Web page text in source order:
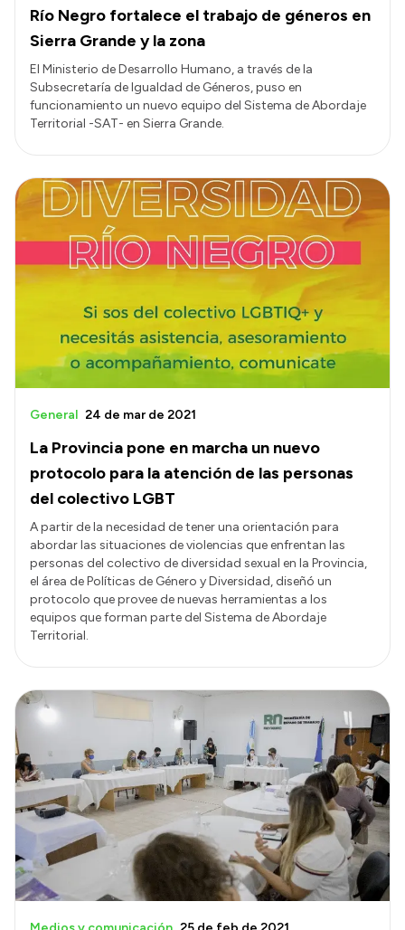
Río Negro fortalece el trabajo de géneros en
Sierra Grande y la zona
El Ministerio de Desarrollo Humano, a través de la
Subsecretaría de Igualdad de Géneros, puso en
funcionamiento un nuevo equipo del Sistema de Abordaje
Territorial -SAT- en Sierra Grande.
La Provincia pone en marcha un nuevo
protocolo para la atención de las personas
del colectivo LGBT
General 24 de mar de 2021
A partir de la necesidad de tener una orientación para
abordar las situaciones de violencias que enfrentan las
personas del colectivo de diversidad sexual en la Provincia,
el área de Políticas de Género y Diversidad, diseñó un
protocolo que provee de nuevas herramientas a los
equipos que forman parte del Sistema de Abordaje
Territorial.